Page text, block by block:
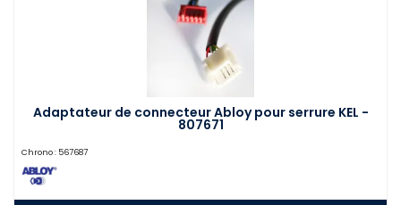
Adaptateur de connecteur Abloy pour serrure KEL -
807671
Chrono : 567687